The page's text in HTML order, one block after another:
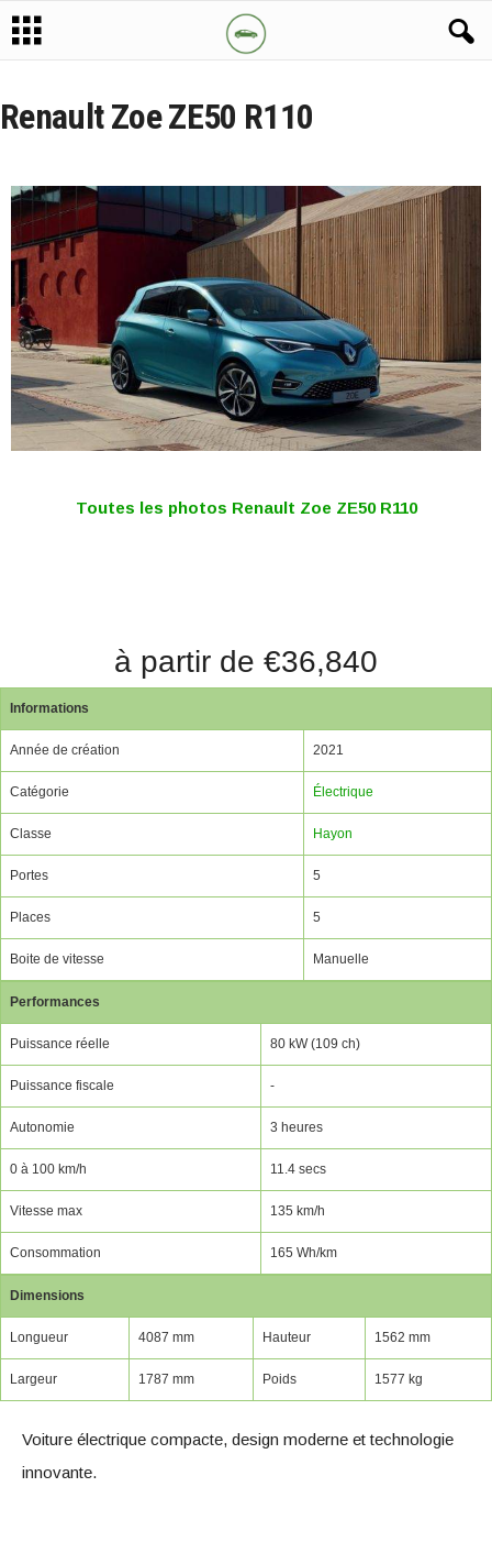
Renault Zoe ZE50 R110
Toutes les photos Renault Zoe ZE50 R110
à partir de €36,840
Informations
Année de création 2021
Catégorie Électrique
Classe Hayon
Portes 5
Places 5
Boite de vitesse Manuelle
Performances
Puissance réelle 80 kW (109 ch)
Puissance fiscale -
Autonomie 3 heures
0 à 100 km/h 11.4 secs
Vitesse max 135 km/h
Consommation 165 Wh/km
Dimensions
Longueur 4087 mm Hauteur 1562 mm
Largeur 1787 mm Poids 1577 kg
Voiture électrique compacte, design moderne et technologie
innovante.